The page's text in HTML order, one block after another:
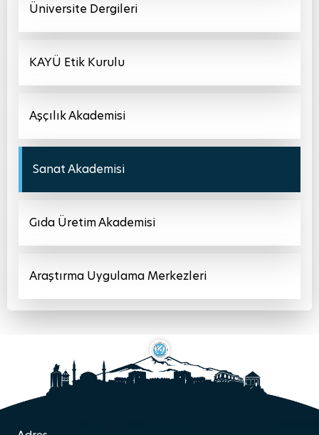
Üniversite Dergileri
KAYÜ Etik Kurulu
Aşçılık Akademisi
Sanat Akademisi
Gıda Üretim Akademisi
Araştırma Uygulama Merkezleri